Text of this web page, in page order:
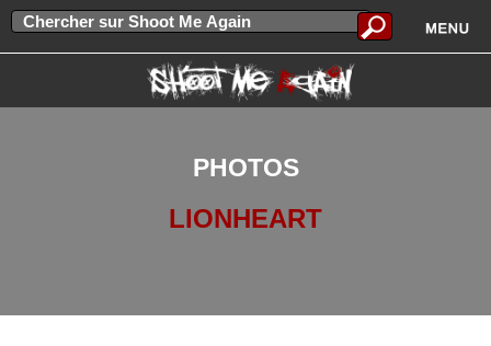
PHOTOS
LIONHEART